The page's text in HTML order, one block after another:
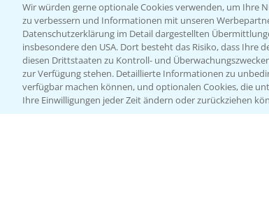
Wir würden gerne optionale Cookies verwenden, um Ihre
zu verbessern und Informationen mit unseren
Datenschutzerklärung im Detail dargestellten
insbesondere den USA. Dort besteht das Risiko, dass
diesen Drittstaaten zu Kontroll- und
zur Verfügung stehen. Detaillierte Informationen zu
verfügbar machen können, und optionalen Cookies, die
Ihre Einwilligungen jeder Zeit ändern oder zurückziehen